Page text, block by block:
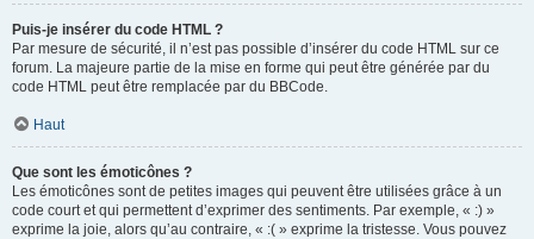
Puis-je insérer du code HTML ?
Par mesure de sécurité, il n’est pas possible d’insérer du code HTML sur ce
forum. La majeure partie de la mise en forme qui peut être générée par du
code HTML peut être remplacée par du BBCode.
Haut
Que sont les émoticônes ?
Les émoticônes sont de petites images qui peuvent être utilisées grâce à un
code court et qui permettent d’exprimer des sentiments. Par exemple, « :) »
exprime la joie, alors qu’au contraire, « :( » exprime la tristesse. Vous pouvez